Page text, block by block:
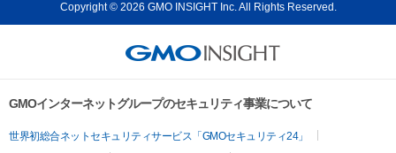
Copyright © 2026 GMO INSIGHT Inc. All Rights Reserved.
GMOインターネットグループのセキュリティ事業について
世界初総合ネットセキュリティサービス「GMOセキュリティ24」